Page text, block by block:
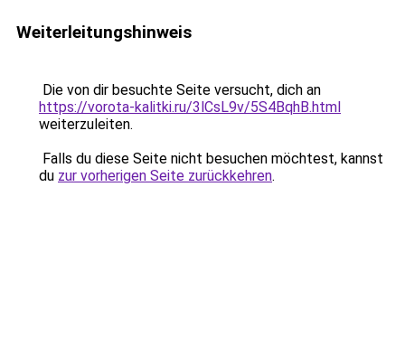
Weiterleitungshinweis
Die von dir besuchte Seite versucht, dich an
https://vorota-kalitki.ru/3lCsL9v/5S4BqhB.html
weiterzuleiten.
Falls du diese Seite nicht besuchen möchtest, kannst
du zur vorherigen Seite zurückkehren.